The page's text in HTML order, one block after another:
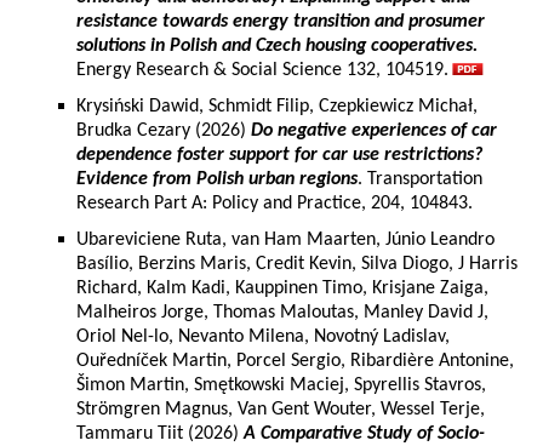
resistance towards energy transition and prosumer
solutions in Polish and Czech housing cooperatives.
Energy Research & Social Science 132, 104519.
Krysiński Dawid, Schmidt Filip, Czepkiewicz Michał,
Brudka Cezary (2026) Do negative experiences of car
dependence foster support for car use restrictions?
Evidence from Polish urban regions. Transportation
Research Part A: Policy and Practice, 204, 104843.
Ubareviciene Ruta, van Ham Maarten, Júnio Leandro
Basílio, Berzins Maris, Credit Kevin, Silva Diogo, J Harris
Richard, Kalm Kadi, Kauppinen Timo, Krisjane Zaiga,
Malheiros Jorge, Thomas Maloutas, Manley David J,
Oriol Nel-lo, Nevanto Milena, Novotný Ladislav,
Ouředníček Martin, Porcel Sergio, Ribardière Antonine,
Šimon Martin, Smętkowski Maciej, Spyrellis Stavros,
Strömgren Magnus, Van Gent Wouter, Wessel Terje,
Tammaru Tiit (2026)A Comparative Study of Socio-